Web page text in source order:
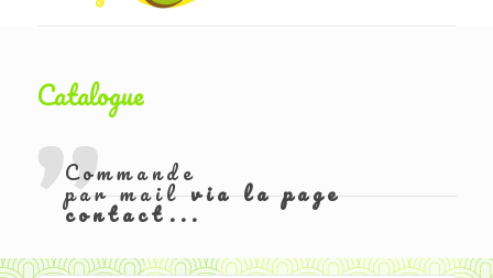
Catalogue
Commande
par mailvia la page
contact...